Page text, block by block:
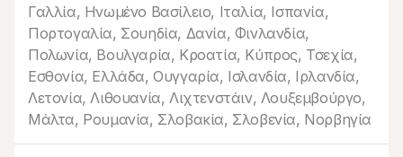
Γαλλία, Ηνωμένο Βασίλειο, Ιταλία, Ισπανία,
Πορτογαλία, Σουηδία, Δανία, Φινλανδία,
Πολωνία, Βουλγαρία, Κροατία, Κύπρος, Τσεχία,
Εσθονία, Ελλάδα, Ουγγαρία, Ισλανδία, Ιρλανδία,
Λετονία, Λιθουανία, Λιχτενστάιν, Λουξεμβούργο,
Μάλτα, Ρουμανία, Σλοβακία, Σλοβενία, Νορβηγία
Τεχνικοί πόροι
Πύλη προγραμματιστών
Ανακαλύψτε πόρους και ενημερώσεις για
προγραμματιστές
Βιβλιοθήκες
Ενσωματώστε το Mollie με έτοιμες βιβλιοθήκες